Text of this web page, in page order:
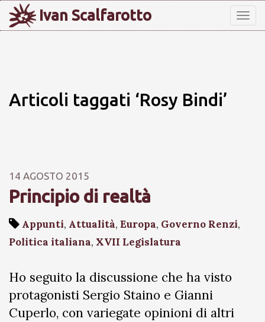
Ivan Scalfarotto
Articoli taggati ‘Rosy Bindi’
14 AGOSTO 2015
Principio di realtà
Appunti, Attualità, Europa, Governo Renzi,
Politica italiana, XVII Legislatura
Ho seguito la discussione che ha visto
protagonisti Sergio Staino e Gianni
Cuperlo, con variegate opinioni di altri